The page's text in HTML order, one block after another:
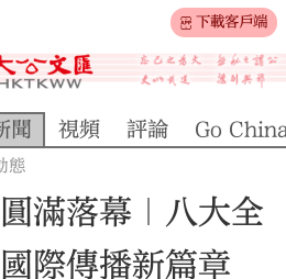
下載客戶端
聞 視頻 評論 Go
態
滿落幕｜八大全
際傳播新篇章